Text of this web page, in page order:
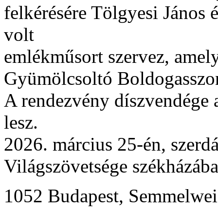
felkérésére Tölgyesi János
volt
emlékműsort szervez,
Gyümölcsoltó
A rendezvény
lesz.
2026. március 25-én,
Világszövetsége
1052 Budapest,